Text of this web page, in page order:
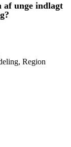
af unge indlagt
Region